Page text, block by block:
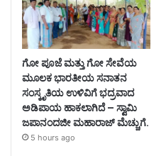
ಗೋ ಪೂಜೆ ಮತ್ತು ಗೋ ಸೇವೆಯ
ಮೂಲಕ ಭಾರತೀಯ ಸನಾತನ
ಸಂಸ್ಕೃತಿಯ ಉಳಿವಿಗೆ ಭದ್ರವಾದ
ಅಡಿಪಾಯ ಹಾಕಲಾಗಿದೆ – ಸ್ವಾಮಿ
ಜಪಾನಂದಜೀ ಮಹಾರಾಜ್ ಮೆಚ್ಚುಗೆ.
5 hours ago